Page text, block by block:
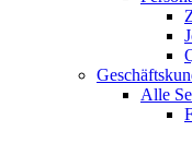
Alle